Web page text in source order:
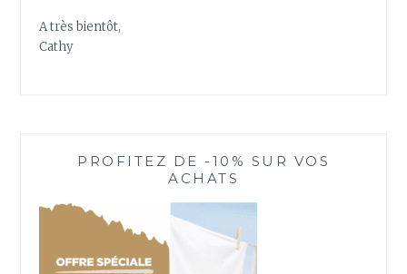
A très bientôt,
Cathy
PROFITEZ DE -10% SUR VOS
ACHATS